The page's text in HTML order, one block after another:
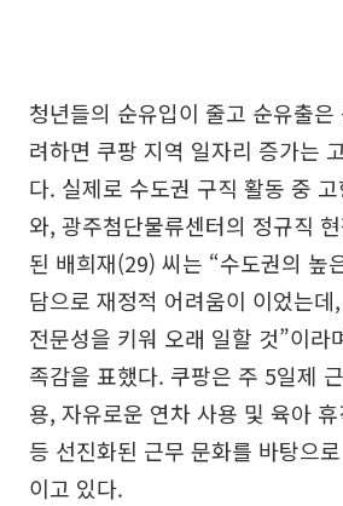
청년들의 순유입이 줄고 순유출
려하면 쿠팡 지역 일자리 증가는
다. 실제로 수도권 구직 활동 중
와, 광주첨단물류센터의 정규직
된 배희재(29) 씨는 “수도권의 높
담으로 재정적 어려움이 이었는
전문성을 키워 오래 일할 것”이라
족감을 표했다. 쿠팡은 주 5일제
용, 자유로운 연차 사용 및 육아
등 선진화된 근무 문화를 바탕으
이고 있다.